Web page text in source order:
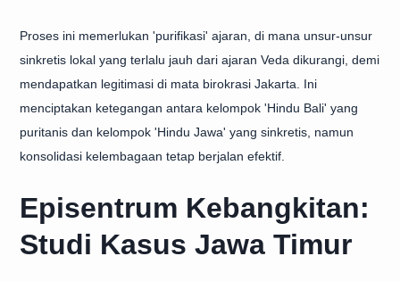
Proses ini memerlukan 'purifikasi' ajaran, di mana unsur-unsur
sinkretis lokal yang terlalu jauh dari ajaran Veda dikurangi, demi
mendapatkan legitimasi di mata birokrasi Jakarta. Ini
menciptakan ketegangan antara kelompok 'Hindu Bali' yang
puritanis dan kelompok 'Hindu Jawa' yang sinkretis, namun
konsolidasi kelembagaan tetap berjalan efektif.
Episentrum Kebangkitan:
Studi Kasus Jawa Timur